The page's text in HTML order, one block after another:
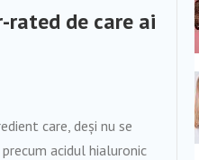
rated de care ai
care, deși nu se
acidul hialuronic